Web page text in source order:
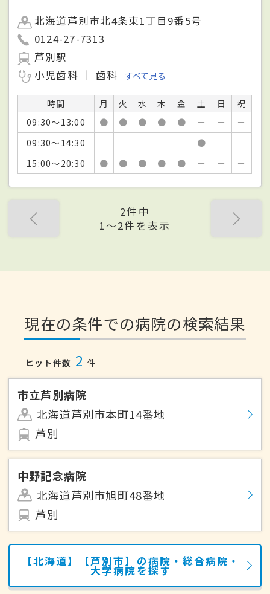
北海道芦別市北4条東1丁目9番5号
0124-27-7313
芦別駅
小児歯科
歯科 すべて見る
時間 月 火 水 木 金 土 日
祝
09:30～13:00
● ● ● ● ● － －
－
09:30～14:30
－ － － － － ● －
－
15:00～20:30
● ● ● ● ● － － －
2件中
1〜2件を表示
現在の条件での病院の検索結果
ヒット件数 2 件
市立芦別病院
北海道芦別市本町14番地
芦別
中野記念病院
北海道芦別市旭町48番地
芦別
【北海道】【芦別市】の病院・総合病院・
大学病院を探す